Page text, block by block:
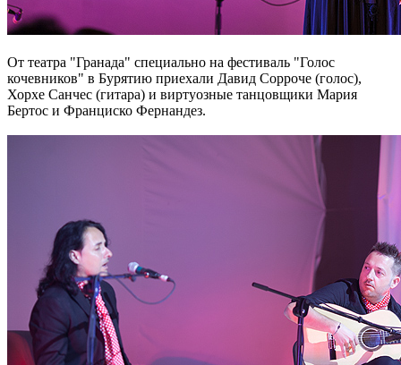
От театра "Гранада" специально на фестиваль "Голос
кочевников" в Бурятию приехали Давид Сорроче (голос),
Хорхе Санчес (гитара) и виртуозные танцовщики Мария
Бертос и Франциско Фернандез.